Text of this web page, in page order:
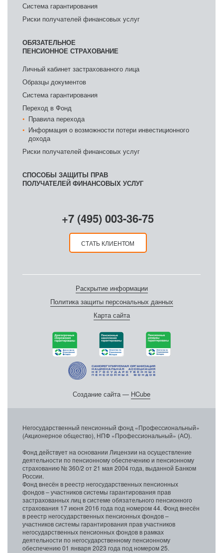
Система гарантирования
Риски получателей финансовых услуг
ОБЯЗАТЕЛЬНОЕ
ПЕНСИОННОЕ СТРАХОВАНИЕ
Личный кабинет застрахованного лица
Образцы документов
Система гарантирования
Переход в Фонд
Правила перехода
Информация о возможности потери инвестиционного
дохода
Риски получателей финансовых услуг
СПОСОБЫ ЗАЩИТЫ ПРАВ
ПОЛУЧАТЕЛЕЙ ФИНАНСОВЫХ УСЛУГ
+7 (495) 003-36-75
СТАТЬ КЛИЕНТОМ
Раскрытие информации
Политика защиты персональных данных
Карта сайта
Создание сайта — HCube
Негосударственный пенсионный фонд «Профессиональный»
(Акционерное общество), НПФ «Профессиональный» (АО).
Фонд действует на основании Лицензии на осуществление
деятельности по пенсионному обеспечению и пенсионному
страхованию № 360/2 от 21 мая 2004 года, выданной Банком
России.
Фонд внесён в реестр негосударственных пенсионных
фондов – участников системы гарантирования прав
застрахованных лиц в системе обязательного пенсионного
страхования 17 июня 2016 года под номером 44. Фонд внесён
в реестр негосударственных пенсионных фондов –
участников системы гарантирования прав участников
негосударственных пенсионных фондов в рамках
деятельности по негосударственному пенсионному
обеспечению 01 января 2023 года под номером 25.